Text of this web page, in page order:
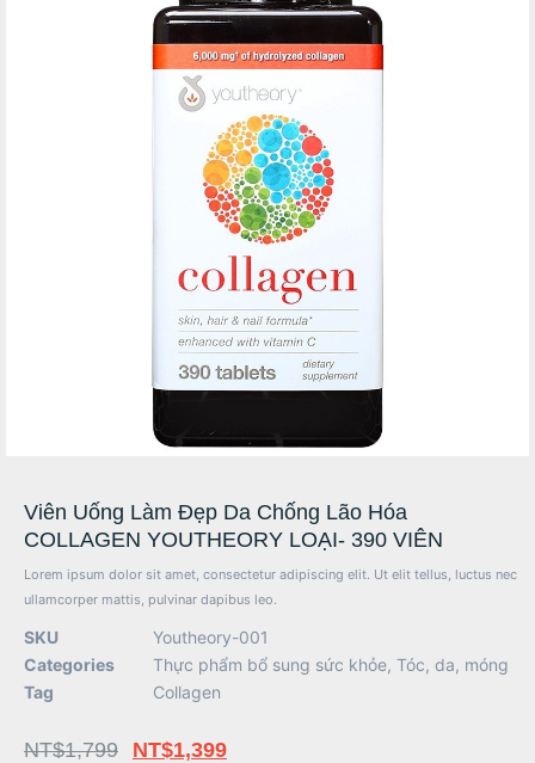
Viên Uống Làm Đẹp Da Chống Lão Hóa
COLLAGEN YOUTHEORY LOẠI- 390 VIÊN
Lorem ipsum dolor sit amet, consectetur adipiscing elit. Ut elit tellus, luctus nec
ullamcorper mattis, pulvinar dapibus leo.
SKU
Youtheory-001
Categories
Thực phẩm bổ sung sức khỏe, Tóc, da, móng
Tag
Collagen
NT$1,799 NT$1,399